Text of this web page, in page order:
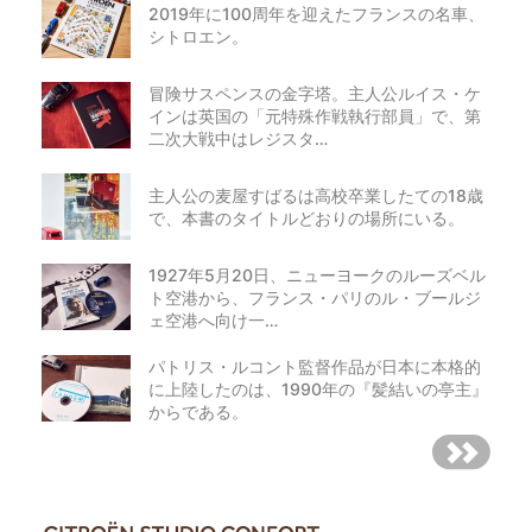
2019年に100周年を迎えたフランスの名車、
シトロエン。
冒険サスペンスの金字塔。主人公ルイス・ケ
インは英国の「元特殊作戦執行部員」で、第
二次大戦中はレジスタ…
主人公の麦屋すばるは高校卒業したての18歳
で、本書のタイトルどおりの場所にいる。
1927年5月20日、ニューヨークのルーズベル
ト空港から、フランス・パリのル・ブールジ
ェ空港へ向け一…
パトリス・ルコント監督作品が日本に本格的
に上陸したのは、1990年の『髪結いの亭主』
からである。